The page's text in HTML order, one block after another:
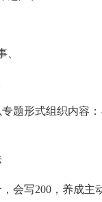
、
题形式组织内容
会写200，养成主